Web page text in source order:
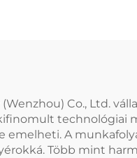
Co., Ltd.
technológiai
emelheti. A
Több mint